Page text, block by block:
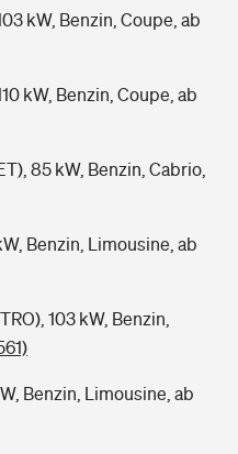
kW, Benzin, Coupe, ab
kW, Benzin, Coupe, ab
85 kW, Benzin, Cabrio,
Benzin, Limousine, ab
103 kW, Benzin,
Benzin, Limousine, ab